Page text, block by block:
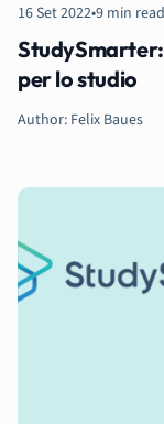
16 Set 2022•9 min read
per lo studio
Author: Felix Baues